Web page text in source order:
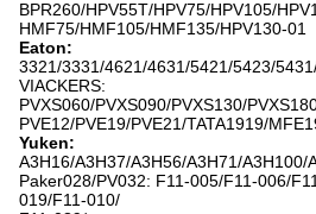
BPR260/HPV55T/HPV75/HPV105/
HMF75/HMF105/HMF135/HPV130-01
Eaton:
3321/3331/4621/4631/5421/5423/
VIACKERS:
PVXS060/PVXS090/PVXS130/
PVE12/PVE19/PVE21/TATA1919/
Yuken:
A3H16/A3H37/A3H56/A3H71/A3H100/
Paker028/PV032: F11-005/F11-006/
019/F11-010/